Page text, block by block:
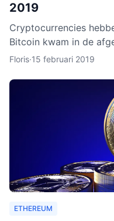
2019
Cryptocurrencies
Bitcoin kwam in de
hoogtepunt te staan
Floris·15 februari 2019
ETHEREUM